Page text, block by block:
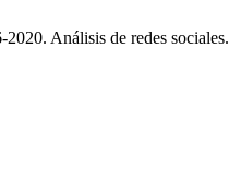
Análisis de redes sociales.